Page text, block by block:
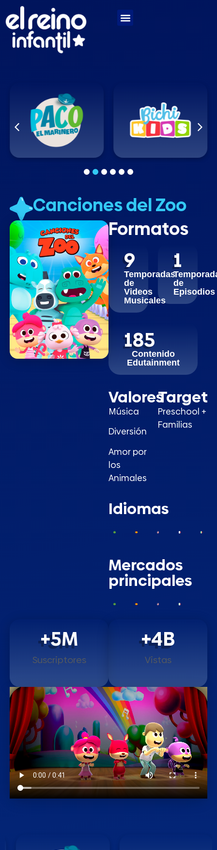
4 5 6
Canciones del Zoo
Formatos
9
Temporadas
de
Videos
Musicales
1
de
Episodios
185
Contenido
Edutainment
Valores
Música
Diversión
Amor por
los
Animales
Target
Preschool +
Familias
Idiomas
Mercados
principales
Suscriptores
+5M
Vistas
+4B